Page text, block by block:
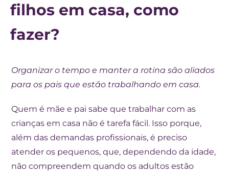
filhos em casa, como
fazer?
Organizar o tempo e manter a rotina são aliados
para os pais que estão trabalhando em casa.
Quem é mãe e pai sabe que trabalhar com as
crianças em casa não é tarefa fácil. Isso porque,
além das demandas profissionais, é preciso
atender os pequenos, que, dependendo da idade,
não compreendem quando os adultos estão